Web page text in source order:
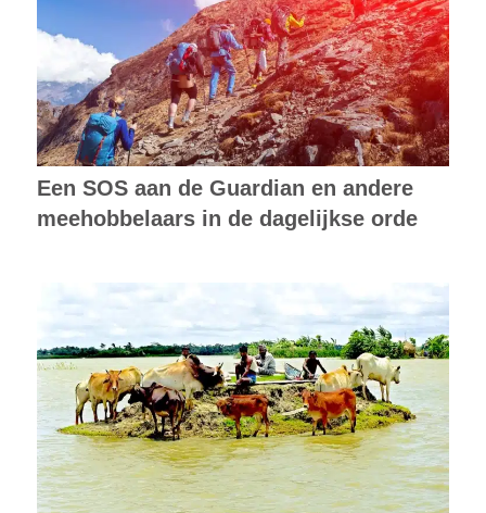
Een SOS aan de Guardian en andere
meehobbelaars in de dagelijkse orde